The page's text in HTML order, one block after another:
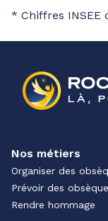
* Chiffres INSEE
Nos métiers
Organiser des
Prévoir des
Rendre hommage